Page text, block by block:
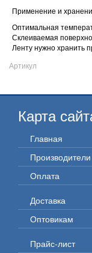
Применение и
Оптимальная
Склеиваемая
Ленту нужно хранить
Артикул
Карта
Главная
Производители
Оплата
Доставка
Оптовикам
Прайс-лист